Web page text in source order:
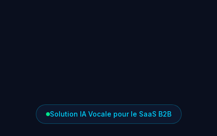
Solution IA Vocale pour le SaaS B2B